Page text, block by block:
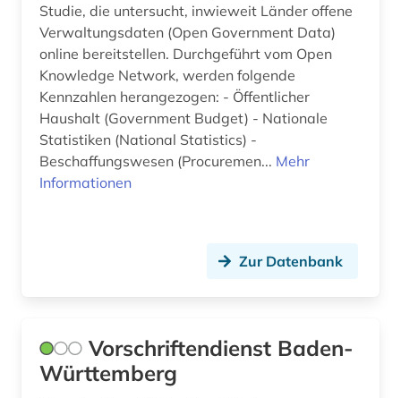
Studie, die untersucht, inwieweit Länder offene
Verwaltungsdaten (Open Government Data)
online bereitstellen. Durchgeführt vom Open
Knowledge Network, werden folgende
Kennzahlen herangezogen: - Öffentlicher
Haushalt (Government Budget) - Nationale
Statistiken (National Statistics) -
Beschaffungswesen (Procuremen... Mehr
Informationen
Zur Datenbank
Vorschriftendienst Baden-
Württemberg